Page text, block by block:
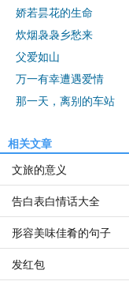
娇若昙花的生命
炊烟袅袅乡愁来
父爱如山
万一有幸遭遇爱情
那一天，离别的车站
相关文章
文旅的意义
告白表白情话大全
形容美味佳肴的句子
发红包